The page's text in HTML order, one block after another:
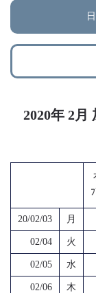
2020年 2月
20/02/03 月
02/04 火
02/05 水
02/06 木